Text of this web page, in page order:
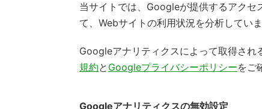
当サイトでは、Googleが提供するアク
て、Webサイトの利用状況を分析していま
Googleアナリティクスによって取得され
規約と Googleプライバシーポリシーをご
Googleアナリティクスの無効設定